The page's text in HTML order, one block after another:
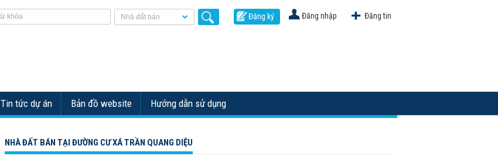
Đăng tin
Đăng nhập
Đăng ký
Nhà đất bán
Tin tức dự án Bản đồ website Hướng dẫn sử dụng
NHÀ ĐẤT BÁN TẠI ĐƯỜNG CƯ XÁ TRẦN QUANG DIỆU